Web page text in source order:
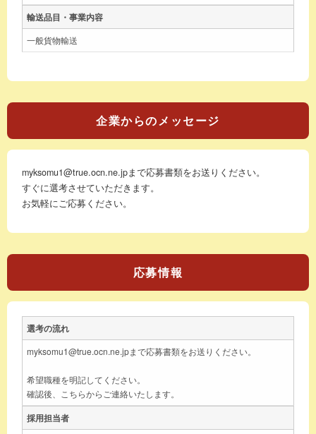
輸送品目・事業内容
一般貨物輸送
企業からのメッセージ
myksomu1@true.ocn.ne.jpまで応募書類をお送りください。
すぐに選考させていただきます。
お気軽にご応募ください。
応募情報
選考の流れ
myksomu1@true.ocn.ne.jpまで応募書類をお送りください。
希望職種を明記してください。
確認後、こちらからご連絡いたします。
採用担当者